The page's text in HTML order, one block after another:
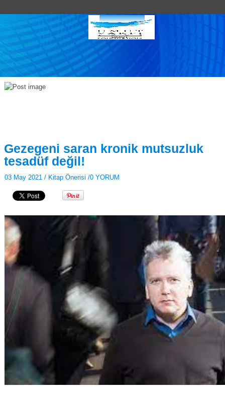
Gezegeni saran kronik mutsuzluk
tesadüf değil!
03 May 2021 / Kitap Önerisi /0 YORUM